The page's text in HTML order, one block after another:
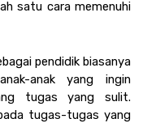
satu cara memenuhi
pendidik biasanya
anak yang ingin
tugas yang sulit.
tugas-tugas yang